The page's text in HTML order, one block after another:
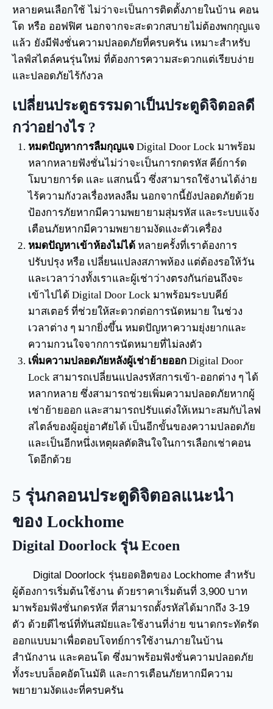
หลายคนเลือกใช้ ไม่ว่าจะเป็นการติดตั้งภายในบ้าน คอน
โด หรือ ออฟฟิศ นอกจากจะสะดวกสบายไม่ต้องพกกุญแจ
แล้ว ยังมีฟังชั่นความปลอดภัยที่ครบครัน เหมาะสำหรับ
ไลฟ์สไตล์คนรุ่นใหม่ ที่ต้องการความสะดวกแต่เรียบง่าย
และปลอดภัยไร้กังวล
เปลี่ยนประตูธรรมดาเป็นประตูดิจิตอลดี
กว่าอย่างไร ?
หมดปัญหาการลืมกุญแจDigital Door Lock มาพร้อม
หลากหลายฟังชั่นไม่ว่าจะเป็นการกดรหัส คีย์การ์ด
โมบายการ์ด และ แสกนนิ้ว ซึ่งสามารถใช้งานได้ง่าย
ไร้ความกังวลเรื่องหลงลืม นอกจากนี้ยังปลอดภัยด้วย
ป้องการภัยหากมีความพยายามสุ่มรหัส และระบบแจ้ง
เตือนภัยหากมีความพยายามงัดแงะตัวเครื่อง
หมดปัญหาเข้าห้องไม่ได้หลายครั้งที่เราต้องการ
ปรับปรุง หรือ เปลี่ยนแปลงสภาพห้อง แต่ต้องรอให้วัน
และเวลาว่างทั้งเราและผู้เช่าว่างตรงกันก่อนถึงจะ
เข้าไปได้ Digital Door Lock มาพร้อมระบบคีย์
มาสเตอร์ ที่ช่วยให้สะดวกต่อการนัดหมาย ในช่วง
เวลาต่าง ๆ มากยิ่งขึ้น หมดปัญหาความยุ่งยากและ
ความกวนใจจากการนัดหมายที่ไม่ลงตัว
เพิ่มความปลอดภัยหลังผู้เช่าย้ายออกDigital Door
Lock สามารถเปลี่ยนแปลงรหัสการเข้า-ออกต่าง ๆ ได้
หลากหลาย ซึ่งสามารถช่วยเพิ่มความปลอดภัยหากผู้
เช่าย้ายออก และสามารถปรับแต่งให้เหมาะสมกับไลฟ
สไตล์ของผู้อยู่อาศัยได้ เป็นอีกขั้นของความปลอดภัย
และเป็นอีกหนึ่งเหตุผลตัดสินใจในการเลือกเช่าคอน
โดอีกด้วย
5 รุ่นกลอนประตูดิจิตอลแนะนำ
ของ Lockhome
Digital Doorlock รุ่น Ecoen
Digital Doorlock รุ่นยอดฮิตของ Lockhome สำหรับ
ผู้ต้องการเริ่มต้นใช้งาน ด้วยราคาเริ่มต้นที่ 3,900 บาท
มาพร้อมฟังชั่นกดรหัส ที่สามารถตั้งรหัสได้มากถึง 3-19
ตัว ด้วยดีไซน์ที่ทันสมัยและใช้งานที่ง่าย ขนาดกระทัดรัด
ออกแบบมาเพื่อตอบโจทย์การใช้งานภายในบ้าน
สำนักงาน และคอนโด ซึ่งมาพร้อมฟังชั่นความปลอดภัย
ทั้งระบบล็อคอัตโนมัติ และการเตือนภัยหากมีความ
พยายามงัดแงะที่ครบครัน